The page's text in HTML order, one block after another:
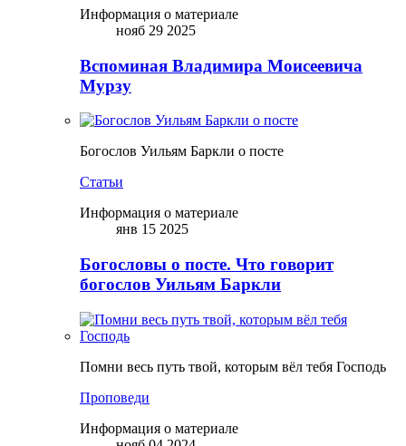
Информация о материале
нояб 29 2025
Вспоминая Владимира Моисеевича
Мурзу
Богослов Уильям Баркли о посте
Статьи
Информация о материале
янв 15 2025
Богословы о посте. Что говорит
богослов Уильям Баркли
Помни весь путь твой, которым вёл тебя Господь
Проповеди
Информация о материале